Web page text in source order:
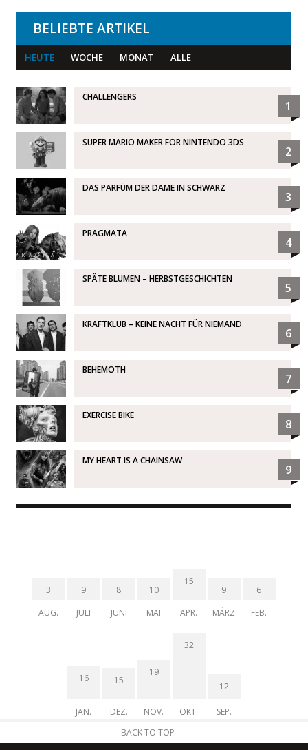
BELIEBTE ARTIKEL
HEUTE WOCHE MONAT ALLE
CHALLENGERS
1
SUPER MARIO MAKER FOR NINTENDO 3DS
2
DAS PARFÜM DER DAME IN SCHWARZ
3
PRAGMATA
4
SPÄTE BLUMEN – HERBSTGESCHICHTEN
5
KRAFTKLUB – KEINE NACHT FÜR NIEMAND
6
BEHEMOTH
7
EXERCISE BIKE
8
MY HEART IS A CHAINSAW
9
3
AUG.
9
JULI
8
JUNI
10
MAI
15
APR.
9
MÄRZ
6
FEB.
16
JAN.
15
DEZ.
19
NOV.
32
OKT.
12
SEP.
BACK TO TOP